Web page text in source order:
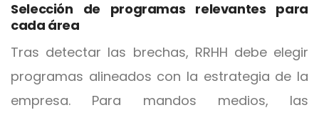
Selección de programas relevantes para
cada área
Tras detectar las brechas, RRHH debe elegir
programas alineados con la estrategia de la
empresa. Para mandos medios, las